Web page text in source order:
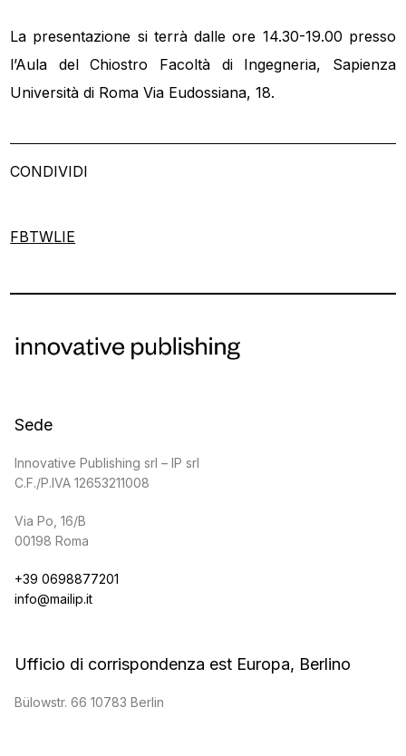
La presentazione si terrà dalle ore 14.30-19.00 presso
l’Aula del Chiostro Facoltà di Ingegneria, Sapienza
Università di Roma Via Eudossiana, 18.
CONDIVIDI
FBTWLIE
Sede
Innovative Publishing srl – IP srl
C.F./P.IVA 12653211008
Via Po, 16/B
00198 Roma
+39 0698877201
info@mailip.it
Ufficio di corrispondenza est Europa, Berlino
Bülowstr. 66 10783 Berlin